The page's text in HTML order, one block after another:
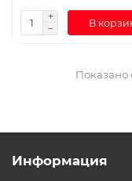
В
Показано
Информация